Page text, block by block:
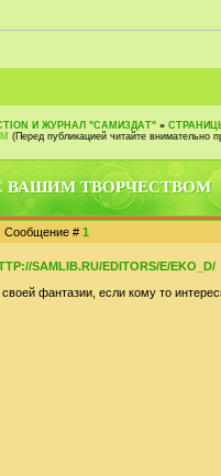
И ЖУРНАЛ "САМИЗДАТ" »
(Перед публикацией читайте внимательно
ВАШИМ ТВОРЧЕСТВОМ
Сообщение # 1
SAMLIB.RU/EDITORS/E/EKO_D/
фантазии, если кому то